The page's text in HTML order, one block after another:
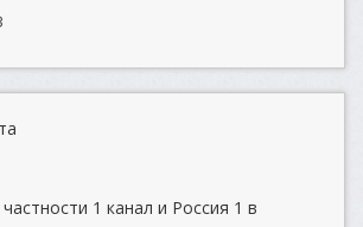
1 канал и Россия 1 в